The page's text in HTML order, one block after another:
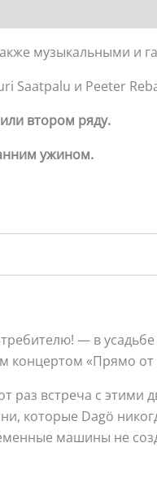
30.08.26
музыкальными
Saatpalu и Peeter
втором ряду.
ужином.
— в
концертом «Прямо
встреча с этими
которые Dagö
машины не